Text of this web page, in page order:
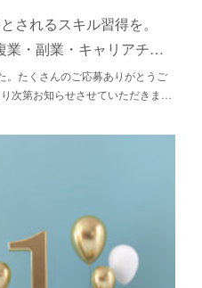
されるスキル習得を。
業・副業・キャリアチ…
。たくさんのご応募ありがとうご
次第お知らせさせていただきま…